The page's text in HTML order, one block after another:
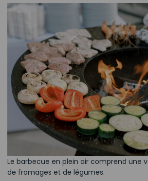
Le barbecue en plein air comprend une
de fromages et de légumes.